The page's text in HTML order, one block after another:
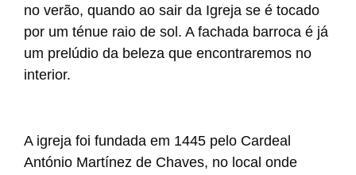
no verão, quando ao sair da Igreja se é tocado
por um ténue raio de sol. A fachada barroca é já
um prelúdio da beleza que encontraremos no
interior.
A igreja foi fundada em 1445 pelo Cardeal
António Martínez de Chaves, no local onde